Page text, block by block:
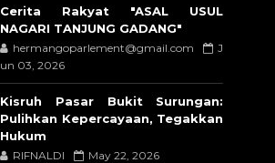
Cerita Rakyat "ASAL USUL
NAGARI TANJUNG GADANG"
hermangoparlement@gmail.com
J
un 03, 2026
Kisruh Pasar Bukit Surungan:
Pulihkan Kepercayaan, Tegakkan
Hukum
RIFNALDI May 22, 2026